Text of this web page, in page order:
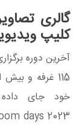
گالری
کلیپ
آخرین دوره
خود جای